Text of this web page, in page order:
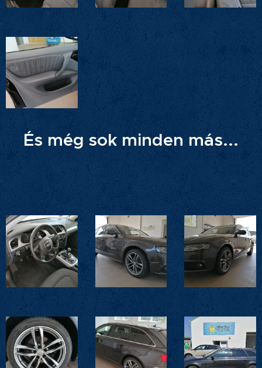
És még sok minden más...